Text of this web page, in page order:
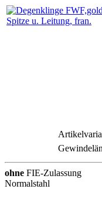
ohne FIE-Zulassung
Normalstahl